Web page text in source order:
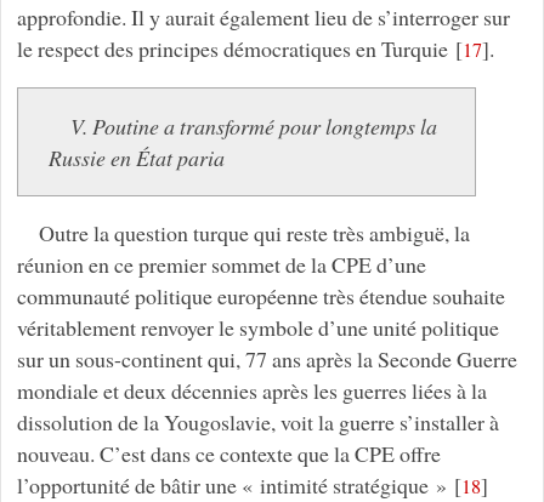
approfondie. Il y aurait également lieu de s’interroger sur
le respect des principes démocratiques en Turquie[17].
V. Poutine a transformé pour longtemps la
Russie en État paria
Outre la question turque qui reste très ambiguë, la
réunion en ce premier sommet de la CPE d’une
communauté politique européenne très étendue souhaite
véritablement renvoyer le symbole d’une unité politique
sur un sous-continent qui, 77 ans après la Seconde Guerre
mondiale et deux décennies après les guerres liées à la
dissolution de la Yougoslavie, voit la guerre s’installer à
nouveau. C’est dans ce contexte que la CPE offre
l’opportunité de bâtir une « intimité stratégique » [18]